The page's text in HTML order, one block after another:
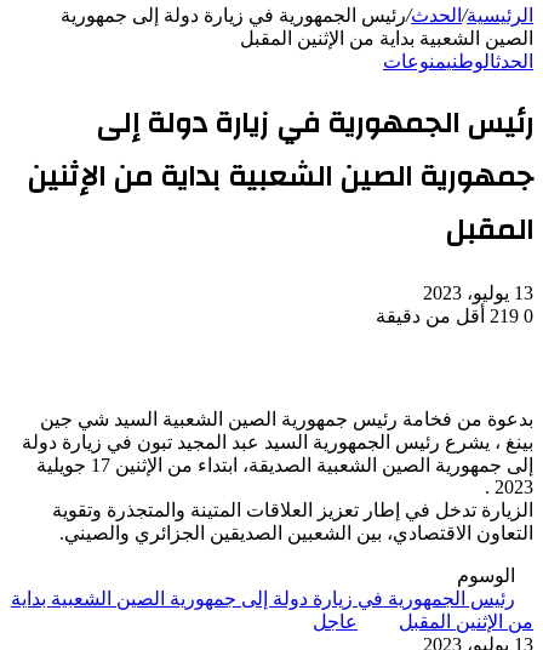
الرئيسية/ الحدث/رئيس الجمهورية في زيارة دولة إلى جمهورية
الصين الشعبية بداية من الإثنين المقبل
الحدثالوطنيمنوعات
رئيس الجمهورية في زيارة دولة إلى
جمهورية الصين الشعبية بداية من الإثنين
المقبل
13 يوليو، 2023
0
أقل من دقيقة
بدعوة من فخامة رئيس جمهورية الصين الشعبية السيد شي جين
بينغ ، يشرع رئيس الجمهورية السيد عبد المجيد تبون في زيارة دولة
إلى جمهورية الصين الشعبية الصديقة، ابتداء من الإثنين 17 جويلية
2023 .
الزيارة تدخل في إطار تعزيز العلاقات المتينة والمتجذرة وتقوية
التعاون الاقتصادي، بين الشعبين الصديقين الجزائري والصيني.
الوسوم
رئيس الجمهورية في زيارة دولة إلى جمهورية الصين الشعبية بداية
من الإثنين المقبل
عاجل
13 يوليو، 2023